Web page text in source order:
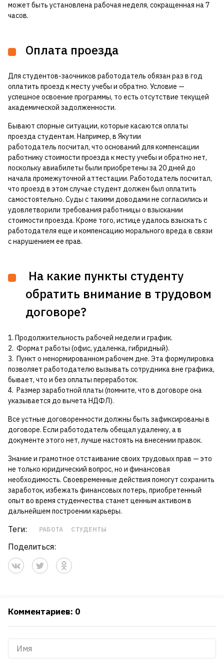
может быть установлена рабочая неделя, сокращенная на 7
часов.
Оплата проезда
Для студентов-заочников работодатель обязан раз в год
оплатить проезд к месту учебы и обратно. Условие —
успешное освоение программы, то есть отсутствие текущей
академической задолженности.
Бывают спорные ситуации, которые касаются оплаты
проезда студентам. Например, в Якутии
работодатель посчитал, что оснований для компенсации
работнику стоимости проезда к месту учебы и обратно нет,
поскольку авиабилеты были приобретены за 20 дней до
начала промежуточной аттестации. Работодатель посчитал,
что проезд в этом случае студент должен был оплатить
самостоятельно. Суды с такими доводами не согласились и
удовлетворили требования работницы о взыскании
стоимости проезда. Кроме того, истице удалось взыскать с
работодателя еще и компенсацию морального вреда в связи
с нарушением ее прав.
На какие пункты студенту
обратить внимание в трудовом
договоре?
1. Продолжительность рабочей недели и график.
2. Формат работы (офис, удаленка, гибридный).
3. Пункт о ненормированном рабочем дне. Эта формулировка
позволяет работодателю вызывать сотрудника вне графика,
бывает, что и без оплаты переработок.
4. Размер заработной платы (помните, что в договоре она
указывается до вычета НДФЛ).
Все устные договоренности должны быть зафиксированы в
договоре. Если работодатель обещал удаленку, а в
документе этого нет, лучше настоять на внесении правок.
Знание и грамотное отстаивание своих трудовых прав — это
не только юридический вопрос, но и финансовая
необходимость. Своевременные действия помогут сохранить
заработок, избежать финансовых потерь, приобретенный
опыт во время студенчества станет ценным активом в
дальнейшем построении карьеры.
Теги: РАБОТА СТУДЕНТЫ
Поделиться:
Комментариев: 0